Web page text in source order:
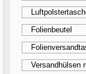
Folienbeutel
Versandhülsen